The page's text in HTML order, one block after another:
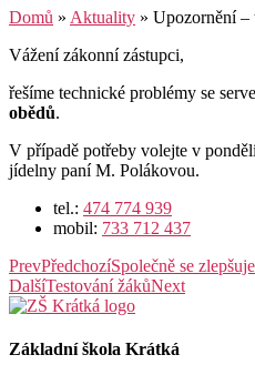
Domů » Aktuality » Upozornění –
Vážení zákonní zástupci,
řešíme technické problémy se
obědů.
V případě potřeby volejte v
jídelny paní M. Polákovou.
tel.: 474 774 939
mobil: 733 712 437
PrevPředchozíSpolečně se
DalšíTestování žákůNext
Základní škola Krátká